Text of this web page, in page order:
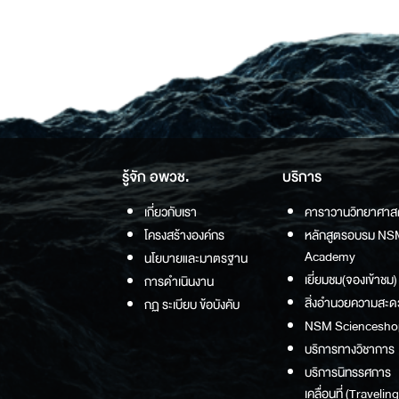
รู้จัก อพวช.
เกี่ยวกับเรา
โครงสร้างองค์กร
นโยบายและมาตรฐาน
การดำเนินงาน
กฏ ระเบียบ ข้อบังคับ
บริการ
คาราวานวิทยาศา
หลักสูตรอบรม
Academy
เยี่ยมชม(จองเข้าชม)
สิ่งอำนวยความสะ
NSM
บริการทางวิชาการ
บริการนิทรรศการ
เคลื่อนที่ (Traveling